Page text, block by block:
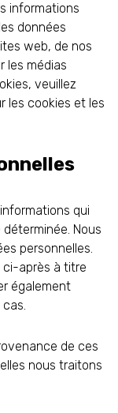
informations
données
web, de nos
les médias
veuillez
les cookies et les
qui
Nous
personnelles.
ci-après à titre
également
cas.
de ces
nous traitons